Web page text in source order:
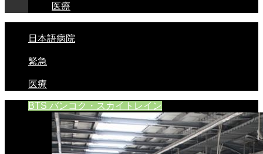
医療
日本語病院
緊急
医療
BTS バンコク・スカイトレイン